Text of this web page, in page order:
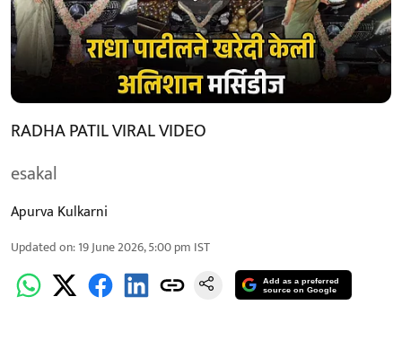
RADHA PATIL VIRAL VIDEO
esakal
Apurva Kulkarni
Updated on:19 June 2026, 5:00 pm IST
Add as a preferred
source on Google